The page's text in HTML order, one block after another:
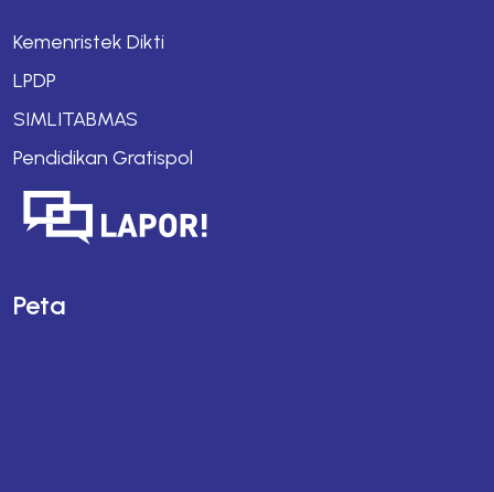
Kemenristek Dikti
LPDP
SIMLITABMAS
Pendidikan Gratispol
Peta